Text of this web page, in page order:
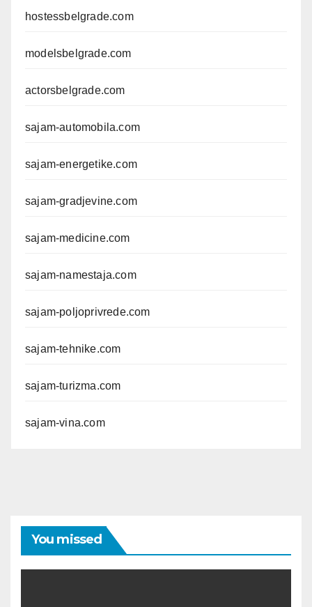
hostessbelgrade.com
modelsbelgrade.com
actorsbelgrade.com
sajam-automobila.com
sajam-energetike.com
sajam-gradjevine.com
sajam-medicine.com
sajam-namestaja.com
sajam-poljoprivrede.com
sajam-tehnike.com
sajam-turizma.com
sajam-vina.com
You missed